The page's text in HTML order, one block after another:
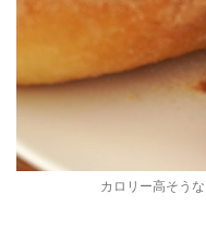
カロリー高そう